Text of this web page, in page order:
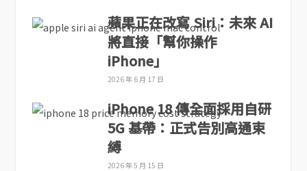
蘋果正在改寫 Siri：未來 AI
將直接「幫你操作
iPhone」
2026 年 6 月 17 日
iPhone 18 傳全面採用自研
5G 基帶：正式告別高通束
縛
2026 年 5 月 15 日